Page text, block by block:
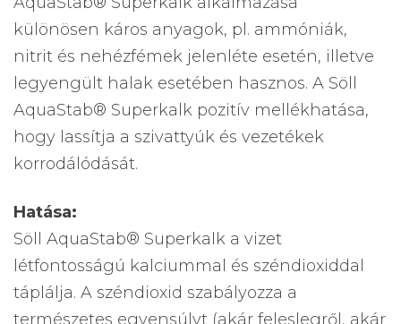
különösen káros anyagok, pl. ammóniák,
nitrit és nehézfémek jelenléte esetén, illetve
legyengült halak esetében hasznos. A Söll
AquaStab® Superkalk pozitív mellékhatása,
hogy lassítja a szivattyúk és vezetékek
korrodálódását.
Hatása:
Söll AquaStab® Superkalk a vizet
létfontosságú kalciummal és széndioxiddal
táplálja. A széndioxid szabályozza a
természetes egyensúlyt (akár feleslegről, akár